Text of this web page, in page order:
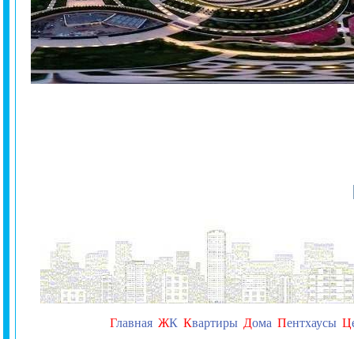
Главная ЖК Квартиры Дома Пентхаусы Ц